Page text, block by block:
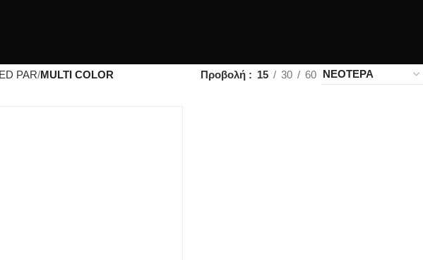
PAR MULTI COLOR Προβολή 15 30 60